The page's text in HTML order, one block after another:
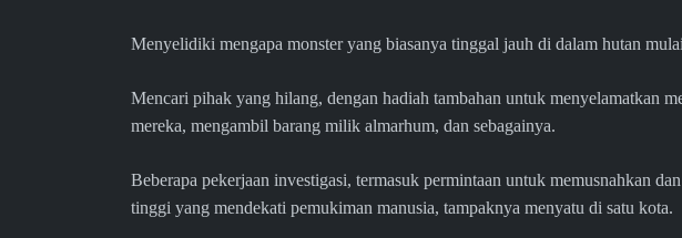
Menyelidiki mengapa monster yang biasanya tinggal jauh di dalam hutan
Mencari pihak yang hilang, dengan hadiah tambahan untuk menyelamatkan
mereka, mengambil barang milik almarhum, dan sebagainya.
Beberapa pekerjaan investigasi, termasuk permintaan untuk memusnahkan
tinggi yang mendekati pemukiman manusia, tampaknya menyatu di satu kota.